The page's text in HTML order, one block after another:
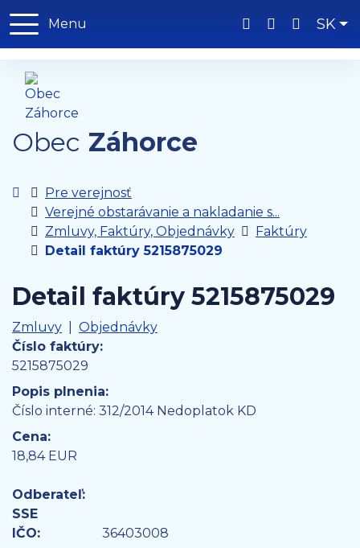
Menu
047 / 489 32 63
SK
Obec Záhorce
Úvodná stránka
Pre verejnosť
Verejné obstarávanie a nakladanie s...
Zmluvy, Faktúry, Objednávky
Faktúry
Detail faktúry 5215875029
Detail faktúry 5215875029
Zmluvy
Objednávky
Číslo faktúry:
5215875029
Popis plnenia:
Číslo interné: 312/2014 Nedoplatok KD
Cena:
18,84 EUR
Odberateľ:
SSE
IČO:
36403008